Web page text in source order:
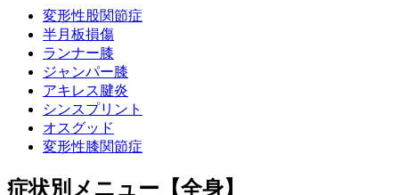
変形性股関節症
半月板損傷
ランナー膝
ジャンパー膝
アキレス腱炎
シンスプリント
オスグッド
変形性膝関節症
症状別メニュー【全身】